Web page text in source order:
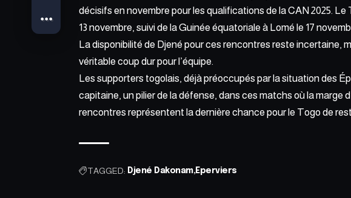
décisifs en novembre pour les qualifications de la CAN 2025. Le
13 novembre, suivi de la Guinée équatoriale à Lomé le 17
La disponibilité de Djené pour ces rencontres reste incertaine,
véritable coup dur pour l’équipe.
Les supporters togolais, déjà préoccupés parla situation des
capitaine, un pilier de la défense, dans ces matchs où la marge
rencontres représentent la dernière chance pour le Togo de
TAGGED: Djené Dakonam Eperviers